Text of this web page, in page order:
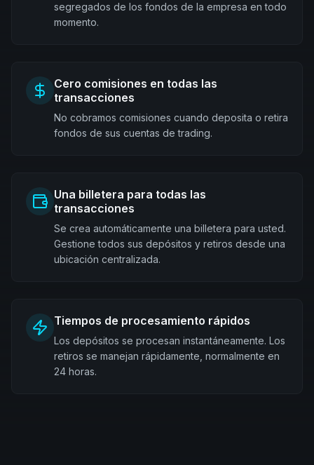
segregados de los fondos de la empresa en todo
momento.
Cero comisiones en todas las
transacciones
No cobramos comisiones cuando deposita o retira
fondos de sus cuentas de trading.
Una billetera para todas las
transacciones
Se crea automáticamente una billetera para usted.
Gestione todos sus depósitos y retiros desde una
ubicación centralizada.
Tiempos de procesamiento rápidos
Los depósitos se procesan instantáneamente. Los
retiros se manejan rápidamente, normalmente en
24 horas.